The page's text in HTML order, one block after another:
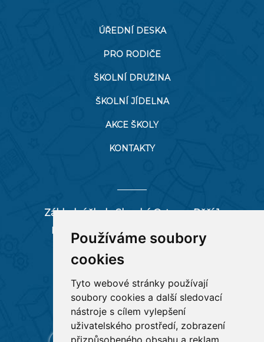
Používáme soubory
cookies
Tyto webové stránky používají
soubory cookies a další sledovací
nástroje s cílem vylepšení
uživatelského prostředí, zobrazení
přizpůsobeného obsahu a reklam,
ÚŘEDNÍ DESKA
PRO RODIČE
ŠKOLNÍ DRUŽINA
ŠKOLNÍ JÍDELNA
AKCE ŠKOLY
KONTAKTY
Základní škola Slezská Ostrava, Pěší 1
Pěší 66/1, 712 00 Ostrava-Muglinov
tel:596 244 880
RYCHLÉ ODKAZY